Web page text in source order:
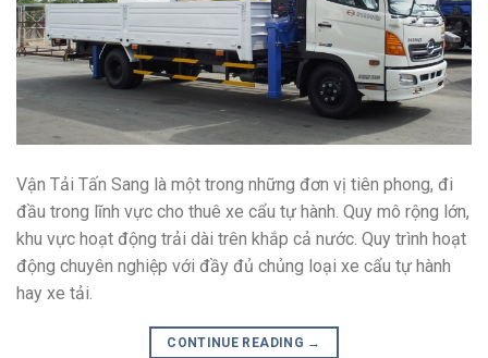
Vận Tải Tấn Sang là một trong những đơn vị tiên phong, đi
đầu trong lĩnh vực cho thuê xe cẩu tự hành. Quy mô rộng lớn,
khu vực hoạt động trải dài trên khắp cả nước. Quy trình hoạt
động chuyên nghiệp với đầy đủ chủng loại xe cẩu tự hành
hay xe tải.
CONTINUE READING →